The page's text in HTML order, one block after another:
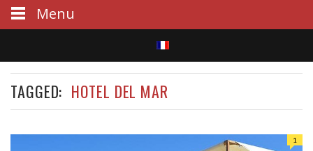
S
e
TAGGED: HOTEL DEL MAR
1
Menu